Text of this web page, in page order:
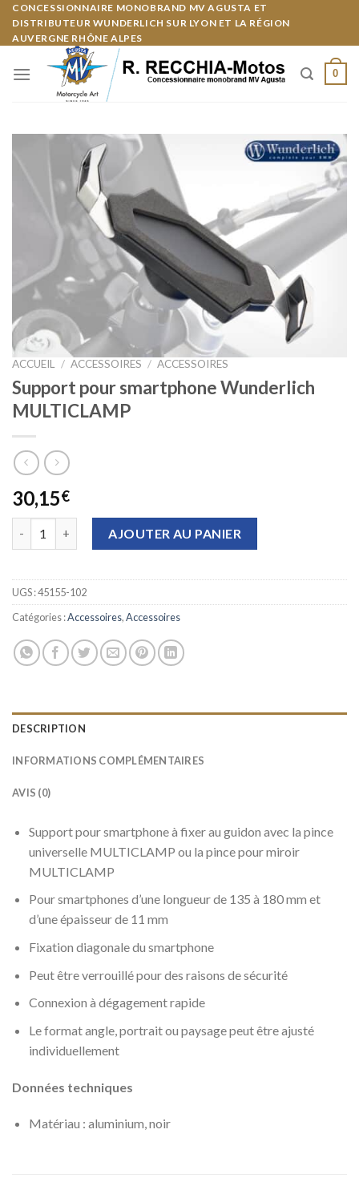
Skip
content
CONCESSIONNAIRE MONOBRAND MV AGUSTA ET
DISTRIBUTEUR WUNDERLICH SUR LYON ET LA RÉGION
AUVERGNE RHÔNE ALPES
0
ACCUEIL / ACCESSOIRES / ACCESSOIRES
Support pour smartphone Wunderlich
MULTICLAMP
30,15€
AJOUTER AU PANIER
UGS :45155-102
Catégories :Accessoires,Accessoires
DESCRIPTION
INFORMATIONS COMPLÉMENTAIRES
AVIS (0)
Support pour smartphone à fixer au guidon avec la pince
universelle MULTICLAMP ou la pince pour miroir
MULTICLAMP
Pour smartphones d’une longueur de 135 à 180 mm et
d’une épaisseur de 11 mm
Fixation diagonale du smartphone
Peut être verrouillé pour des raisons de sécurité
Connexion à dégagement rapide
Le format angle, portrait ou paysage peut être ajusté
individuellement
Données techniques
Matériau : aluminium, noir
Panneau de gestion des cookies